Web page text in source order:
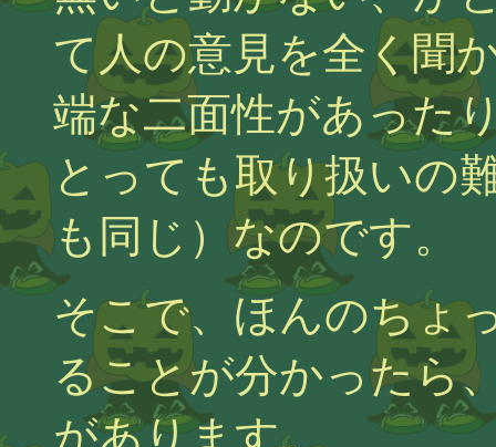
て人の意見を全く聞
端な二面性があった
とっても取り扱いの
も同じ）なのです。
そこで、ほんのちょ
ることが分かったら
があります。